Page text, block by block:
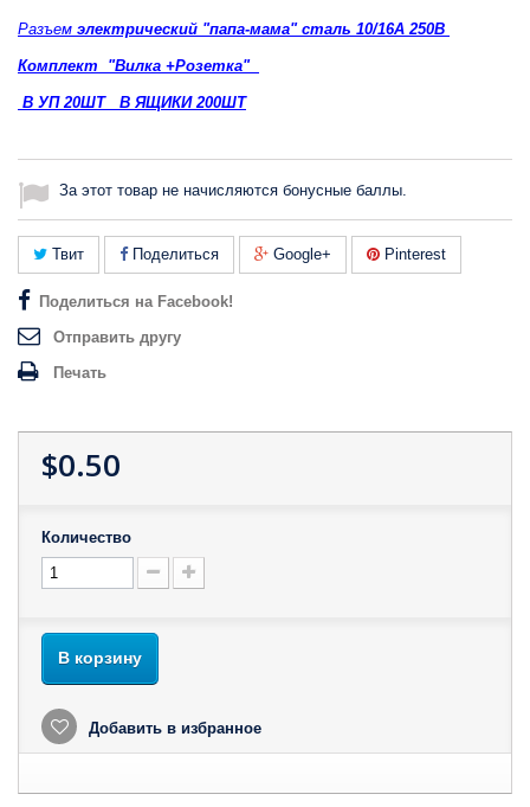
Разъем электрический "папа-мама" сталь 10/16А 250В
Комплект "Вилка +Розетка"
В УП 20ШТ В ЯЩИКИ 200ШТ
За этот товар не начисляются бонусные баллы.
Твит Поделиться Google+ Pinterest
Поделиться на Facebook!
Отправить другу
Печать
$0.50
Количество
В корзину
Добавить в избранное